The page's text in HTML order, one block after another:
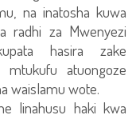
na inatosha kuwa
radhi za Mwenyezi
hasira zake
mtukufu atuongoze
waislamu wote.
linahusu haki kwa